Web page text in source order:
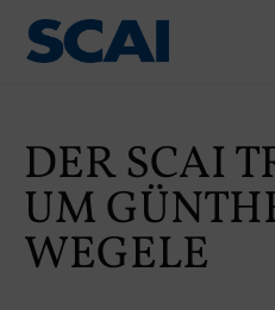
DER SCAI
UM
WEGELE